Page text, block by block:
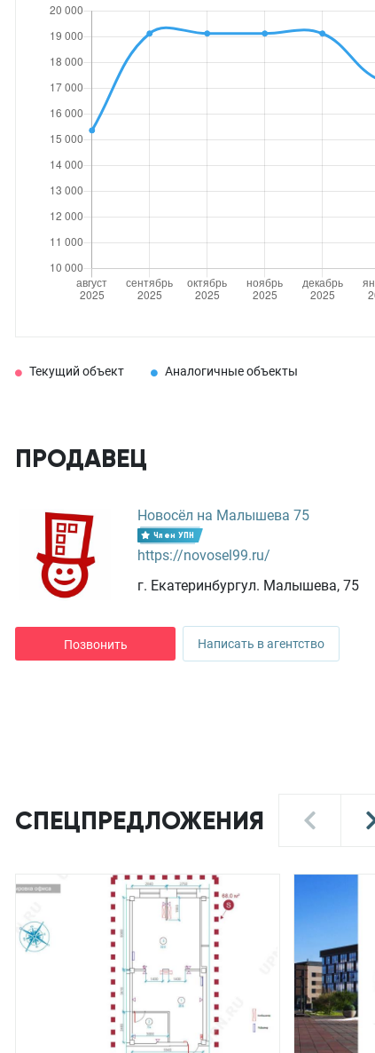
Текущий объект Аналогичные объекты
ПРОДАВЕЦ
Новосёл на Малышева 75
Член УПН
https://novosel99.ru/
г. Екатеринбургул. Малышева, 75
Позвонить Написать в агентство
СПЕЦПРЕДЛОЖЕНИЯ